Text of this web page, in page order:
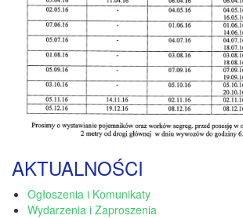
AKTUALNOŚCI
Ogłoszenia i Komunikaty
Wydarzenia i Zaproszenia